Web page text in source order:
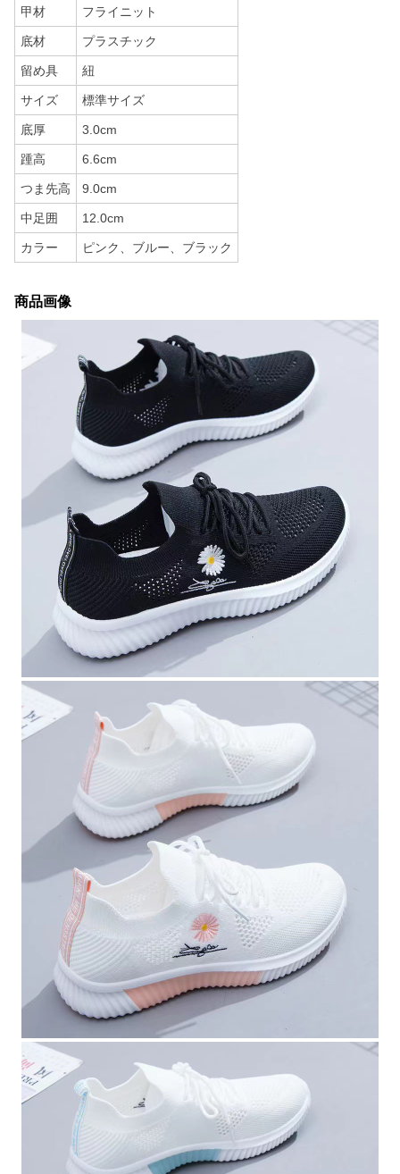
甲材 フライニット
底材 プラスチック
留め具 紐
サイズ 標準サイズ
底厚 3.0cm
踵高 6.6cm
つま先高 9.0cm
中足囲 12.0cm
カラー ピンク、ブルー、ブラック
商品画像